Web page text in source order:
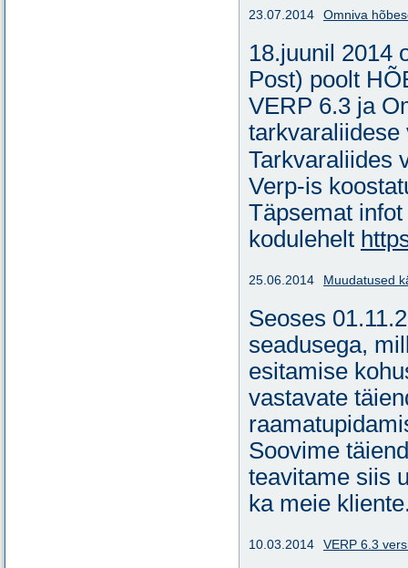
23.07.2014 Omniva
18.juunil 2014
Post) poolt
VERP 6.3 ja
tarkvaraliidese
Tarkvaraliides
Verp-is
Täpsemat
kodulehelt
25.06.2014 Muudatused
Seoses
seadusega,
esitamise
vastavate
Soovime
teavitame siis
ka meie
10.03.2014 VERP 6.3